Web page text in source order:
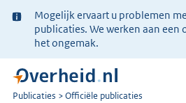
Ter
informatie:
Mogelijk ervaart u problemen
publicaties. We werken aan een
het ongemak.
U
Publicaties Officiële publicaties